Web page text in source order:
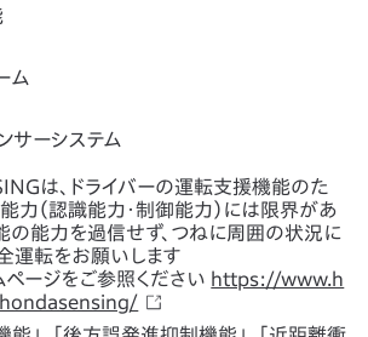
ム
サーシステム
は、ドライバーの運転支援機能のた
力（認識能力・制御能力）には限界があ
の能力を過信せず、つねに周囲の状況に
運転をお願いします
ージをご参照ください https://www.h